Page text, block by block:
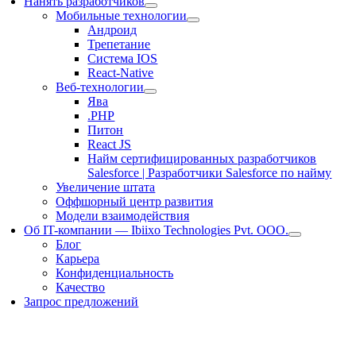
Мобильные технологии
Андроид
Трепетание
Система IOS
React-Native
Веб-технологии
Ява
.PHP
Питон
React JS
Найм сертифицированных разработчиков
Salesforce | Разработчики Salesforce по найму
Увеличение штата
Оффшорный центр развития
Модели взаимодействия
Об IT-компании — Ibiixo Technologies Pvt. ООО.
Блог
Карьера
Конфиденциальность
Качество
Запрос предложений